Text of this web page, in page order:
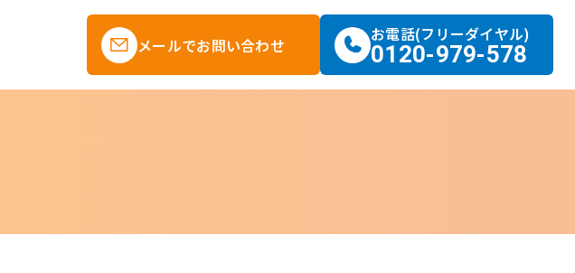
メールでお問い合わせ
お電話(フリーダイヤル)
0120-979-578